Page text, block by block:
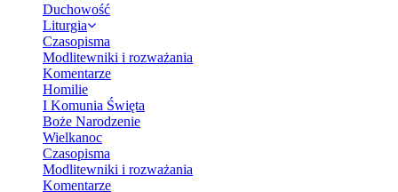
Duchowość
Liturgia
Czasopisma
Modlitewniki i rozważania
Komentarze
Homilie
I Komunia Święta
Boże Narodzenie
Wielkanoc
Czasopisma
Modlitewniki i rozważania
Komentarze